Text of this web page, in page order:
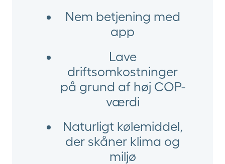
Nem betjening med
app
Lave
driftsomkostninger
på grund af høj COP-
værdi
Naturligt kølemiddel,
der skåner klima og
miljø